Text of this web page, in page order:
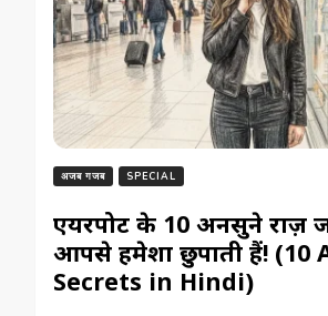
अजब गजब SPECIAL
एयरपोर्ट के 10 अनसुने राज़
आपसे हमेशा छुपाती हैं! (10
Secrets in Hindi)